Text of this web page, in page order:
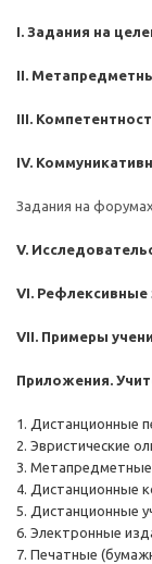
I. Задания на
II.
III.
IV.
Задания на
V.
VI. Рефлексивные
VII. Примеры
Приложения.
1. Дистанционные
2. Эвристические
3.
4. Дистанционные
5. Дистанционные
6. Электронные
7. Печатные